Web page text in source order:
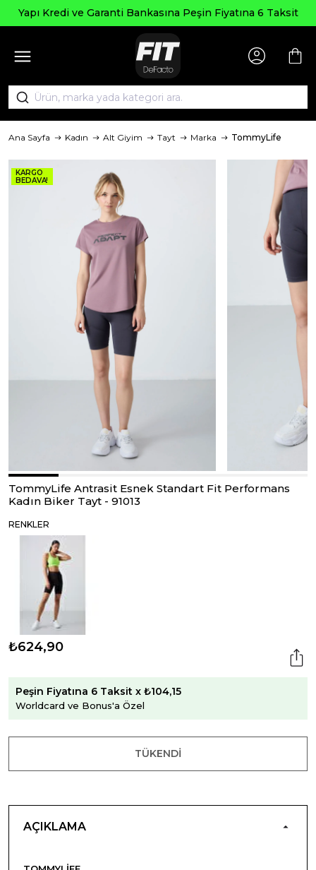
Yapı Kredi ve Garanti Bankasına Peşin Fiyatına 6 Taksit
Ana Sayfa Kadın Alt Giyim Tayt Marka TommyLife
KARGO
BEDAVA!
TommyLife Antrasit Esnek Standart Fit Performans
Kadın Biker Tayt - 91013
RENKLER
₺624,90
Peşin Fiyatına 6 Taksit x ₺104,15
Worldcard ve Bonus'a Özel
TÜKENDI
AÇIKLAMA